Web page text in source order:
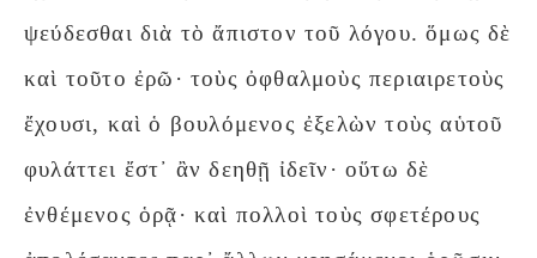
ψεύδεσθαι διὰ τὸ ἄπιστον τοῦ λόγου. ὅμως δὲ
καὶ τοῦτο ἐρῶ· τοὺς ὀφθαλμοὺς περιαιρετοὺς
ἔχουσι, καὶ ὁ βουλόμενος ἐξελὼν τοὺς αὑτοῦ
φυλάττει ἔστ᾽ ἂν δεηθῇ ἰδεῖν· οὕτω δὲ
ἐνθέμενος ὁρᾷ· καὶ πολλοὶ τοὺς σφετέρους